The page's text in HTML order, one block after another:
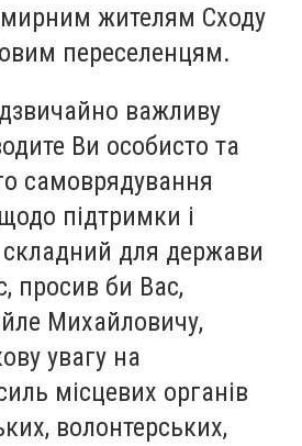
жителям Сходу
переселенцям.
важливу
Ви особисто та
самоврядування
підтримки і
для держави
просив би Вас,
Михайловичу,
увагу на
місцевих органів
волонтерських,